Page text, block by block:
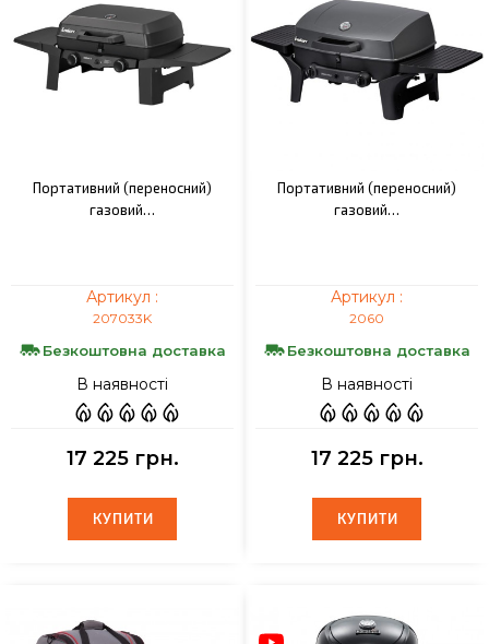
Портативний (переносний)
газовий…
Артикул :
207033K
Безкоштовна доставка
В наявності
17 225 грн.
КУПИТИ
КУПИТИ
Портативний (переносний)
газовий…
Артикул :
2060
Безкоштовна доставка
В наявності
17 225 грн.
КУПИТИ
КУПИТИ